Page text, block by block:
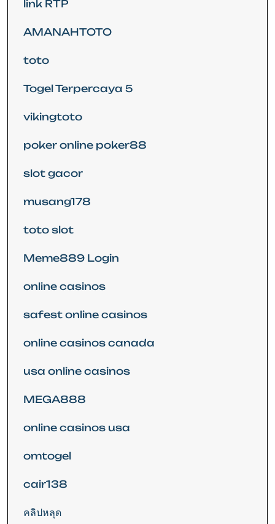
link RTP
AMANAHTOTO
toto
Togel Terpercaya 5
vikingtoto
poker online poker88
slot gacor
musang178
toto slot
Meme889 Login
online casinos
safest online casinos
online casinos canada
usa online casinos
MEGA888
online casinos usa
omtogel
cair138
คลิปหลุด